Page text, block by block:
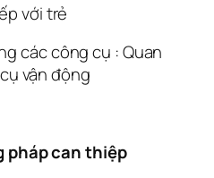
với trẻ
công cụ : Quan
vận động
pháp can thiệp